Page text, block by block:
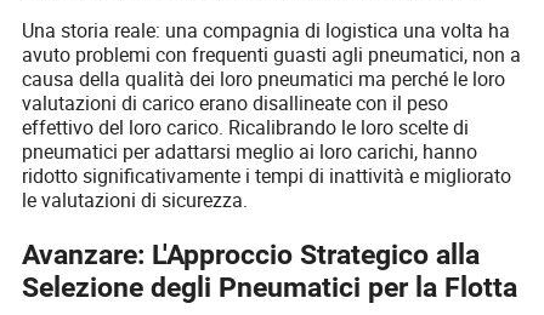
Una storia reale: una compagnia di logistica una volta ha
avuto problemi con frequenti guasti agli pneumatici, non a
causa della qualità dei loro pneumatici ma perché le loro
valutazioni di carico erano disallineate con il peso
effettivo del loro carico. Ricalibrando le loro scelte di
pneumatici per adattarsi meglio ai loro carichi, hanno
ridotto significativamente i tempi di inattività e migliorato
le valutazioni di sicurezza.
Avanzare: L'Approccio Strategico alla
Selezione degli Pneumatici per la Flotta